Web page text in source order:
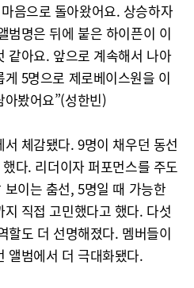
음으로 돌아왔어요. 상승하자
범명은 뒤에 붙은 하이픈이 이
같아요. 앞으로 계속해서 나아
5명으로 제로베이스원을 이
봤어요”(성한빈)
체감됐다. 9명이 채우던 동선
다. 리더이자 퍼포먼스를 주도
이는 춤선, 5명일 때 가능한
직접 고민했다고 했다. 다섯
할도 더 선명해졌다. 멤버들이
앨범에서 더 극대화됐다.